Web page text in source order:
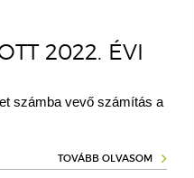
2022. ÉVI
számba vevő számítás a
TOVÁBB OLVASOM